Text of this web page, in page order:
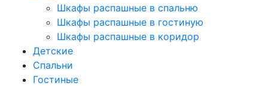
Шкафы распашные в спальню
Шкафы распашные в гостиную
Шкафы распашные в коридор
Детские
Спальни
Гостиные